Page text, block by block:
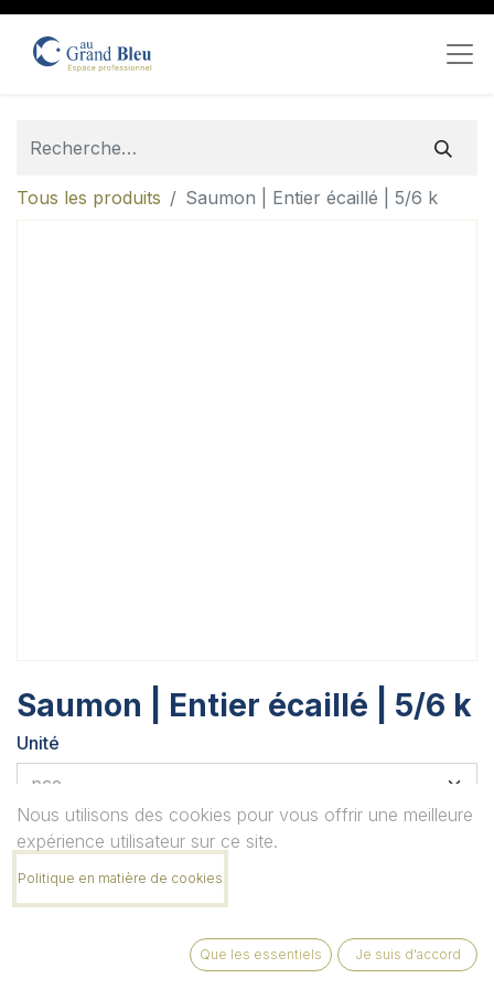
Tous les produits Saumon | Entier écaillé | 5/6 k
Saumon | Entier écaillé | 5/6 k
Unité
Quantité
Nous utilisons des cookies pour vous offrir une meilleure
expérience utilisateur sur ce site.
Politique en matière de cookies
Que les essentiels Je suis d'accord